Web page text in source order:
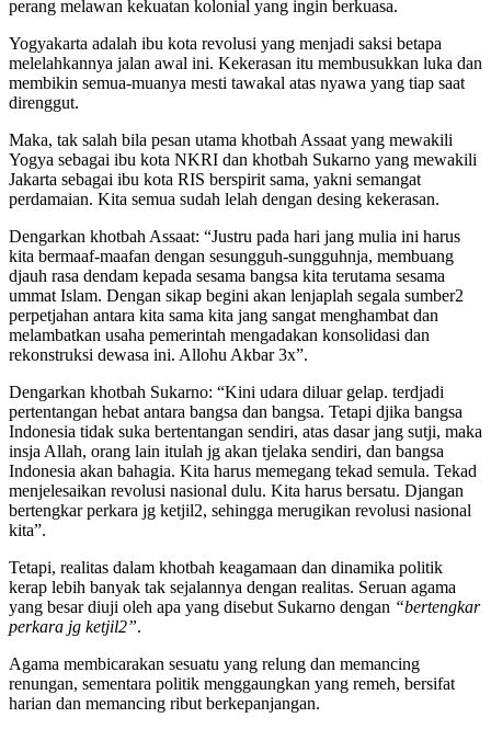
perang melawan kekuatan kolonial yang ingin berkuasa.
Yogyakarta adalah ibu kota revolusi yang menjadi saksi betapa
melelahkannya jalan awal ini. Kekerasan itu membusukkan luka dan
membikin semua-muanya mesti tawakal atas nyawa yang tiap saat
direnggut.
Maka, tak salah bila pesan utama khotbah Assaat yang mewakili
Yogya sebagai ibu kota NKRI dan khotbah Sukarno yang mewakili
Jakarta sebagai ibu kota RIS berspirit sama, yakni semangat
perdamaian. Kita semua sudah lelah dengan desing kekerasan.
Dengarkan khotbah Assaat: “Justru pada hari jang mulia ini harus
kita bermaaf-maafan dengan sesungguh-sungguhnja, membuang
djauh rasa dendam kepada sesama bangsa kita terutama sesama
ummat Islam. Dengan sikap begini akan lenjaplah segala sumber2
perpetjahan antara kita sama kita jang sangat menghambat dan
melambatkan usaha pemerintah mengadakan konsolidasi dan
rekonstruksi dewasa ini. Allohu Akbar 3x”.
Dengarkan khotbah Sukarno: “Kini udara diluar gelap. terdjadi
pertentangan hebat antara bangsa dan bangsa. Tetapi djika bangsa
Indonesia tidak suka bertentangan sendiri, atas dasar jang sutji, maka
insja Allah, orang lain itulah jg akan tjelaka sendiri, dan bangsa
Indonesia akan bahagia. Kita harus memegang tekad semula. Tekad
menjelesaikan revolusi nasional dulu. Kita harus bersatu. Djangan
bertengkar perkara jg ketjil2, sehingga merugikan revolusi nasional
kita”.
Tetapi, realitas dalam khotbah keagamaan dan dinamika politik
kerap lebih banyak tak sejalannya dengan realitas. Seruan agama
yang besar diuji oleh apa yang disebut Sukarno dengan “bertengkar
perkara jg ketjil2”.
Agama membicarakan sesuatu yang relung dan memancing
renungan, sementara politik menggaungkan yang remeh, bersifat
harian dan memancing ribut berkepanjangan.